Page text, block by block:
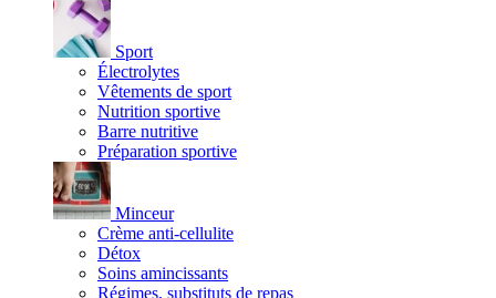
Sport
Électrolytes
Vêtements de sport
Nutrition sportive
Barre nutritive
Préparation sportive
Minceur
Crème anti-cellulite
Détox
Soins amincissants
Régimes, substituts de repas